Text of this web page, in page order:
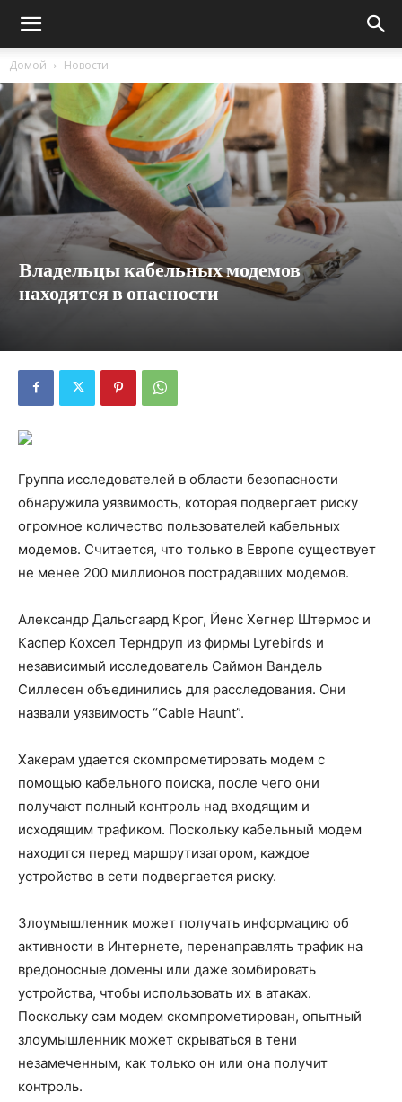
Домой Новости
Владельцы кабельных модемов
находятся в опасности
Группа исследователей в области безопасности
обнаружила уязвимость, которая подвергает риску
огромное количество пользователей кабельных
модемов. Считается, что только в Европе существует
не менее 200 миллионов пострадавших модемов.
Александр Дальсгаард Крог, Йенс Хегнер Штермос и
Каспер Кохсел Терндруп из фирмы Lyrebirds и
независимый исследователь Саймон Вандель
Силлесен объединились для расследования. Они
назвали уязвимость “Cable Haunt”.
Хакерам удается скомпрометировать модем с
помощью кабельного поиска, после чего они
получают полный контроль над входящим и
исходящим трафиком. Поскольку кабельный модем
находится перед маршрутизатором, каждое
устройство в сети подвергается риску.
Злоумышленник может получать информацию об
активности в Интернете, перенаправлять трафик на
вредоносные домены или даже зомбировать
устройства, чтобы использовать их в атаках.
Поскольку сам модем скомпрометирован, опытный
злоумышленник может скрываться в тени
незамеченным, как только он или она получит
контроль.